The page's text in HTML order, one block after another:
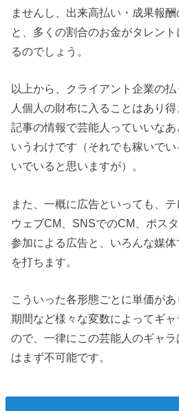
ませんし、出来高払い・成果報
と、多くの割合のお金がタレン
るのでしょう。
以上から、クライアント企業の
人個人の財布に入ることはあり
記事の情報で芸能人っていいな
いうわけです（それでも稼いで
いでいると思いますが）。
また、一概に広告といっても、テ
ウェブCM、SNSでのCM、ポス
参加による広告と、いろんな媒
を打ちます。
こういった各形態ごとに単価が
期間など様々な変数によってギ
ので、一律にこの芸能人のギャ
はまず不可能です。